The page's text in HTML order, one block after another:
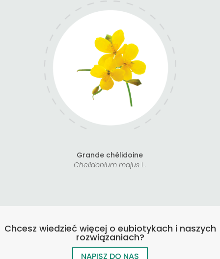
Grande chélidoine
Chelidonium majus L.
Chcesz wiedzieć więcej o eubiotykach i naszych
rozwiązaniach?
NAPISZ DO NAS